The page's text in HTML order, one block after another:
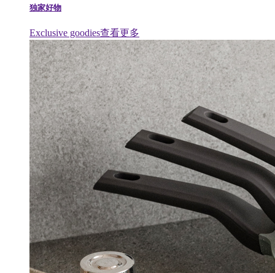
独家好物
Exclusive goodies查看更多